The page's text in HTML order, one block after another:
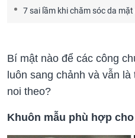
7 sai lầm khi chăm sóc da
Bí mật nào để các công
luôn sang chảnh và vẫn
noi theo?
Khuôn mẫu phù hợp